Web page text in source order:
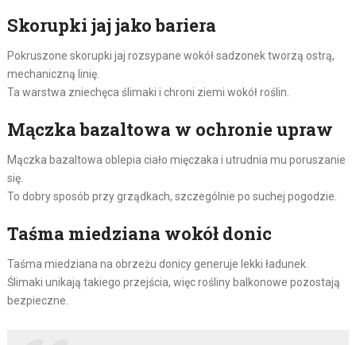
Skorupki jaj jako bariera
Pokruszone skorupki jaj rozsypane wokół sadzonek tworzą ostrą,
mechaniczną linię.
Ta warstwa zniechęca ślimaki i chroni ziemi wokół roślin.
Mączka bazaltowa w ochronie upraw
Mączka bazaltowa oblepia ciało mięczaka i utrudnia mu poruszanie
się.
To dobry sposób przy grządkach, szczególnie po suchej pogodzie.
Taśma miedziana wokół donic
Taśma miedziana na obrzeżu donicy generuje lekki ładunek.
Ślimaki unikają takiego przejścia, więc rośliny balkonowe pozostają
bezpieczne.